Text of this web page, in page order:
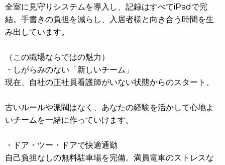
全室に見守りシステムを導入し、記録はすべてiPadで完
結。手書きの負担を減らし、入居者様と向き合う時間を生
み出しています。
（この職場ならではの魅力）
・しがらみのない「新しいチーム」
現在、自社の正社員看護師がいない状態からのスタート。
古いルールや派閥はなく、あなたの経験を活かして心地よ
いチームを一緒に作っていけます。
・ドア・ツー・ドアで快適通勤
自己負担なしの無料駐車場を完備。満員電車のストレスな